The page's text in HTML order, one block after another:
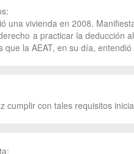
una vivienda en 2008.
a practicar la deducción
que la AEAT, en su día,
cumplir con tales requisitos